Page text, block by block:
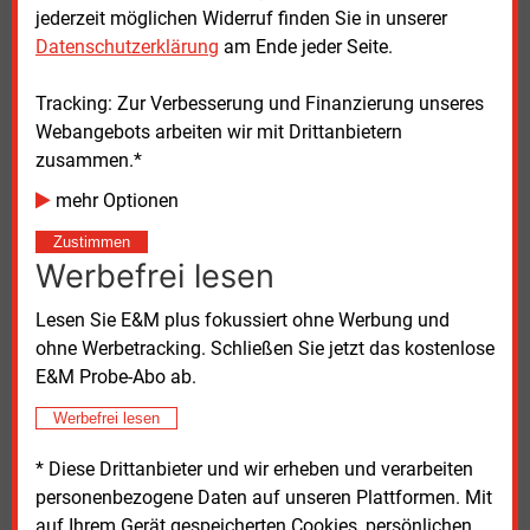
jederzeit möglichen Widerruf finden Sie in unserer
Datenschutzerklärung am Ende jeder Seite.
Tracking: Zur Verbesserung und Finanzierung unseres
Webangebots arbeiten wir mit Drittanbietern
zusammen.*
mehr Optionen
Zustimmen
Werbefrei lesen
Lesen Sie E&M plus fokussiert ohne Werbung und
ohne Werbetracking. Schließen Sie jetzt das kostenlose
E&M Probe-Abo ab.
Werbefrei lesen
* Diese Drittanbieter und wir erheben und verarbeiten
personenbezogene Daten auf unseren Plattformen. Mit
auf Ihrem Gerät gespeicherten Cookies, persönlichen
Im Jahr 2024 sank der Export von Batterien aus
Deutschland um drei Prozent auf einen Wert von
Die Produktion fiel um fünf Prozent und die
Herstellung von Lithiumbatterien um sieben Prozent.
Sie kommen vor allem in der E-Mobilität, der
Anwendung. Exporten von 5,2 Milliarden Euro
standen viel höhere Importe von 18,3 Milliarden Euro
gegenüber.
Der ZVEI setzt auf neue Kaufanreize für E-Autos unter
der neuen Bundesregierung. Auch der Markt für Heim-
und Großspeicher wachse, so dass der Verband, der
2025 wieder mit einem wachsenden Batteriemarkt
rechnet.
Dienstag, 24.06.2025, 13:45 Uhr